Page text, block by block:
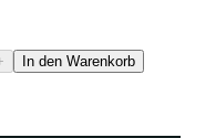
In den Warenkorb